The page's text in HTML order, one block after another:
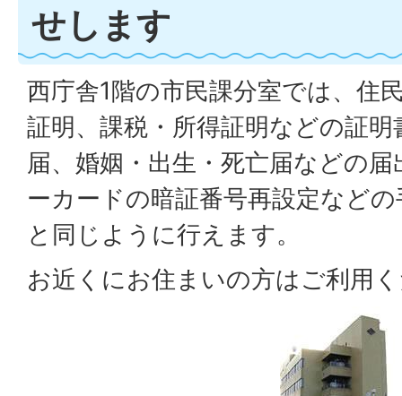
せします
西庁舎1階の市民課分室では、住
証明、課税・所得証明などの証
届、婚姻・出生・死亡届などの
ーカードの暗証番号再設定など
と同じように行えます。
お近くにお住まいの方はご利用